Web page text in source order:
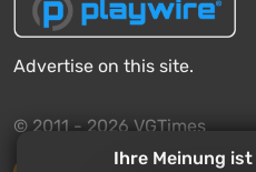
Advertise on this site.
© 2011 - 2026 VGTimes
Ihre Meinung